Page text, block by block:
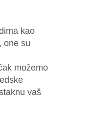
kao
one su
možemo
vaš